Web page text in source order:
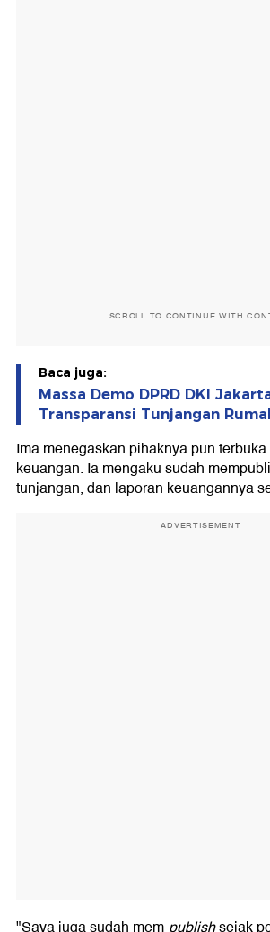
SCROLL TO CONTINUE WITH
Baca juga:
Massa Demo DPRD DKI
Transparansi Tunjangan
Ima menegaskan pihaknya pun
keuangan. Ia mengaku sudah
tunjangan, dan laporan keuangannya
ADVERTISEMENT